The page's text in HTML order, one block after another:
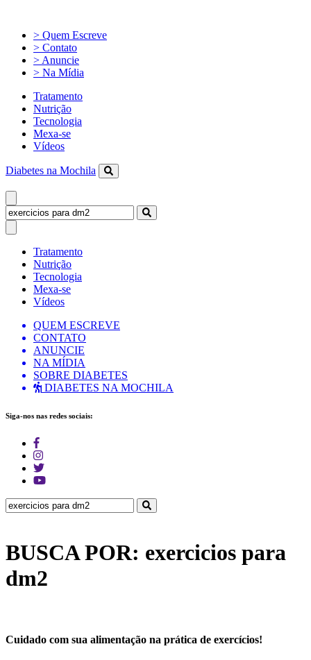
> Quem Escreve
> Contato
> Anuncie
> Na Mídia
Tratamento
Nutrição
Tecnologia
Mexa-se
Vídeos
Diabetes na Mochila
Tratamento
Nutrição
Tecnologia
Mexa-se
Vídeos
QUEM ESCREVE
CONTATO
ANUNCIE
NA MÍDIA
SOBRE DIABETES
DIABETES NA MOCHILA
Siga-nos nas redes sociais:
BUSCA POR: exercicios para
dm2
Cuidado com sua alimentação na prática de exercícios!